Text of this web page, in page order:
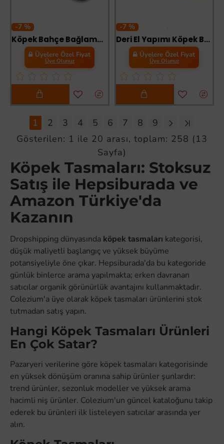
-7 %
Köpek Bahçe Bağlama Yaylı Karabina 12 mm
Üyelere Özel Fiyat
Üye Olunuz
-7 %
Deri El Yapımı Köpek Boyun Tasması 1,5x32-37 cm Kırmızı
Üyelere Özel Fiyat
Üye Olunuz
1 2 3 4 5 6 7 8
9
Gösterilen: 1 ile 20 arası, toplam: 258 (13
Sayfa)
Köpek Tasmaları: Stoksuz
Satış ile Hepsiburada ve
Amazon Türkiye'da
Kazanın
Dropshipping dünyasında köpek tasmaları kategorisi,
düşük maliyetli başlangıç ve yüksek büyüme
potansiyeliyle öne çıkar. Hepsiburada'da bu kategoride
günlük binlerce arama yapılmakta; erken davranan
satıcılar organik görünürlük avantajını kullanmaktadır.
Colezium'a üye olarak köpek tasmaları ürünlerini stok
tutmadan satış yapın.
Hangi Köpek Tasmaları Ürünleri
En Çok Satar?
Pazaryeri verilerine göre köpek tasmaları kategorisinde
en yüksek dönüşüm oranına sahip ürünler şunlardır:
trend ürünler, sezonluk modeller ve yüksek arama
hacimli niş ürünler. Colezium'un güncel kataloğunu takip
ederek bu ürünleri ilk listeleyen satıcılar arasında yer
alın.